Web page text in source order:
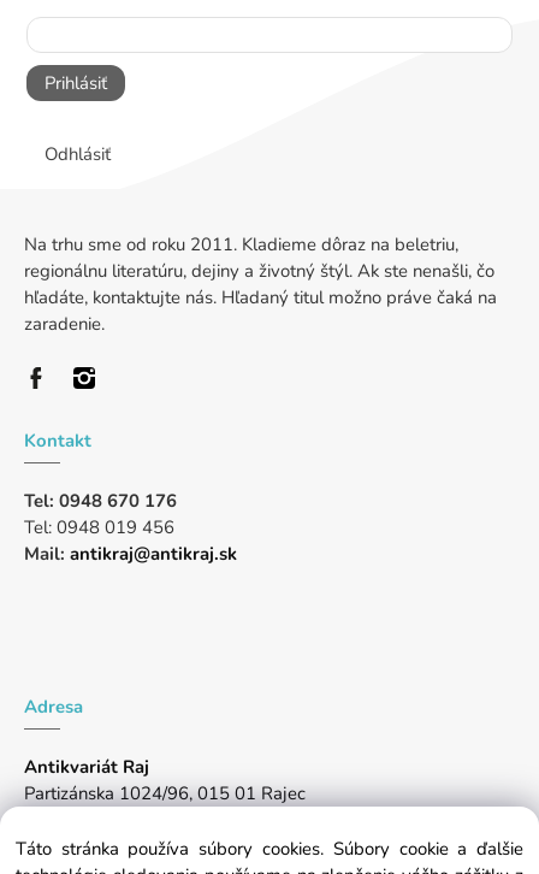
Prihlásiť
Odhlásiť
Na trhu sme od roku 2011. Kladieme dôraz na beletriu,
regionálnu literatúru, dejiny a životný štýl. Ak ste nenašli, čo
hľadáte, kontaktujte nás. Hľadaný titul možno práve čaká na
zaradenie.
Kontakt
Tel: 0948 670 176
Tel: 0948 019 456
Mail: antikraj@antikraj.sk
Adresa
Antikvariát Raj
Partizánska 1024/96, 015 01 Rajec
Táto stránka používa súbory cookies. Súbory cookie a ďalšie